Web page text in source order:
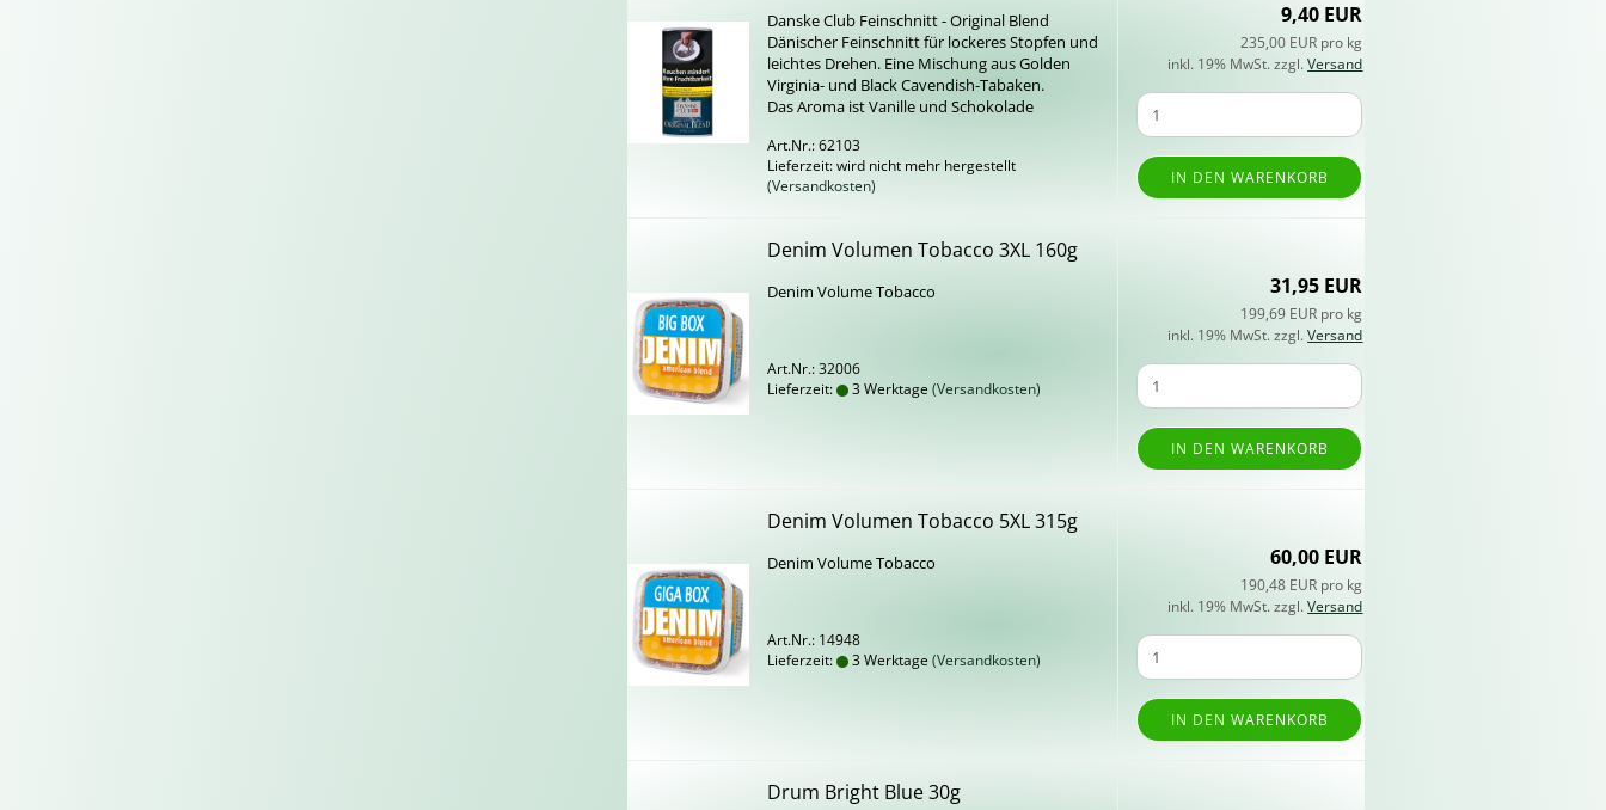
Dans­ke Club Fein­schnitt - Ori­gi­nal Blend
Dä­ni­scher Fein­schnitt für lo­cke­res Stop­fen und
leich­tes Dre­hen. Eine Mi­schung aus Gol­den
Virginia-​ und Black Cavendish-​Tabaken.
Das Aroma ist Va­nil­le und Scho­ko­la­de
Art.Nr.: 62103
Lieferzeit: wird nicht mehr hergestellt
(Versandkosten)
9,40 EUR
235,00 EUR pro kg
inkl. 19% MwSt. zzgl.Versand
IN DEN WARENKORB
Denim Vo­lu­men To­bac­co 3XL 160g
Denim Vo­lu­me To­bac­co
Art.Nr.: 32006
Lieferzeit:
3 Werktage (Versandkosten)
31,95 EUR
199,69 EUR pro kg
inkl. 19% MwSt. zzgl.Versand
IN DEN WARENKORB
Denim Vo­lu­men To­bac­co 5XL 315g
Denim Vo­lu­me To­bac­co
Art.Nr.: 14948
Lieferzeit:
3 Werktage (Versandkosten)
60,00 EUR
190,48 EUR pro kg
inkl. 19% MwSt. zzgl.Versand
IN DEN WARENKORB
Drum Bright Blue 30g